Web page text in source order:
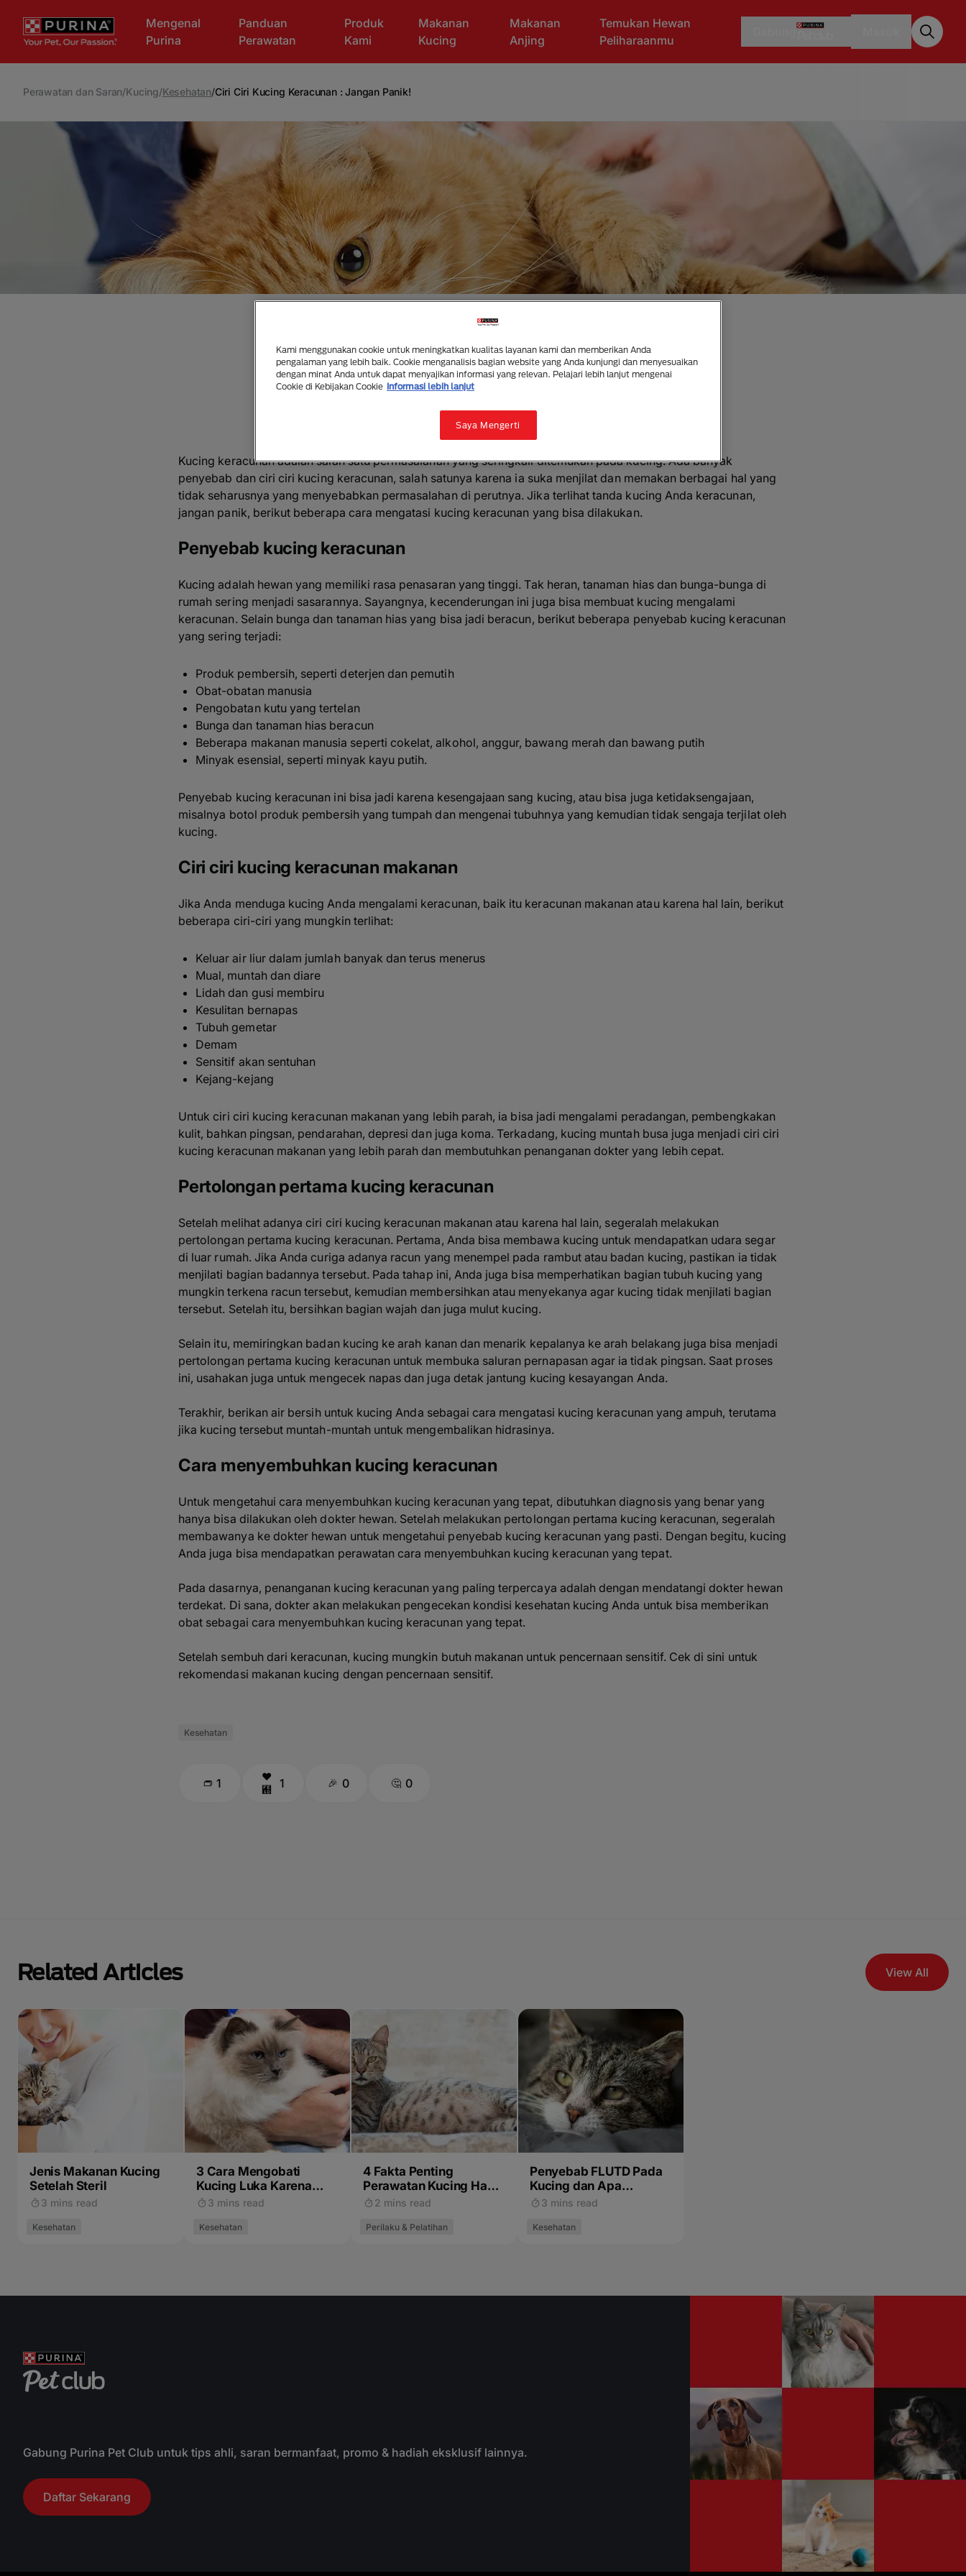
Mengenal
Purina
Panduan
Perawatan
Produk
Kami
Makanan
Kucing
Makanan
Anjing
Temukan Hewan
Peliharaanmu
Perawatan dan Saran/Kucing/Kesehatan/Ciri Ciri Kucing Keracunan : Jangan Panik!
Ciri Ciri Kucing Keracunan : Jangan Panik!
2 mins read | 28 May 2025
Ringkas dengan AI
Kucing keracunan adalah salah satu permasalahan yang seringkali ditemukan pada kucing. Ada banyak
penyebab dan ciri ciri kucing keracunan, salah satunya karena ia suka menjilat dan memakan berbagai hal yang
tidak seharusnya yang menyebabkan permasalahan di perutnya. Jika terlihat tanda kucing Anda keracunan,
jangan panik, berikut beberapa cara mengatasi kucing keracunan yang bisa dilakukan.
Penyebab kucing keracunan
Kucing adalah hewan yang memiliki rasa penasaran yang tinggi. Tak heran, tanaman hias dan bunga-bunga di
rumah sering menjadi sasarannya. Sayangnya, kecenderungan ini juga bisa membuat kucing mengalami
keracunan. Selain bunga dan tanaman hias yang bisa jadi beracun, berikut beberapa penyebab kucing keracunan
yang sering terjadi:
Produk pembersih, seperti deterjen dan pemutih
Obat-obatan manusia
Pengobatan kutu yang tertelan
Bunga dan tanaman hias beracun
Beberapa makanan manusia seperti cokelat, alkohol, anggur, bawang merah dan bawang putih
Minyak esensial, seperti minyak kayu putih.
Penyebab kucing keracunan ini bisa jadi karena kesengajaan sang kucing, atau bisa juga ketidaksengajaan,
misalnya botol produk pembersih yang tumpah dan mengenai tubuhnya yang kemudian tidak sengaja terjilat oleh
kucing.
Ciri ciri kucing keracunan makanan
Jika Anda menduga kucing Anda mengalami keracunan, baik itu keracunan makanan atau karena hal lain, berikut
beberapa ciri-ciri yang mungkin terlihat:
Keluar air liur dalam jumlah banyak dan terus menerus
Mual, muntah dan diare
Lidah dan gusi membiru
Kesulitan bernapas
Tubuh gemetar
Demam
Sensitif akan sentuhan
Kejang-kejang
Untuk ciri ciri kucing keracunan makanan yang lebih parah, ia bisa jadi mengalami peradangan, pembengkakan
kulit, bahkan pingsan, pendarahan, depresi dan juga koma. Terkadang, kucing muntah busa juga menjadi ciri ciri
kucing keracunan makanan yang lebih parah dan membutuhkan penanganan dokter yang lebih cepat.
Pertolongan pertama kucing keracunan
Setelah melihat adanya ciri ciri kucing keracunan makanan atau karena hal lain, segeralah melakukan
pertolongan pertama kucing keracunan. Pertama, Anda bisa membawa kucing untuk mendapatkan udara segar
di luar rumah. Jika Anda curiga adanya racun yang menempel pada rambut atau badan kucing, pastikan ia tidak
menjilati bagian badannya tersebut. Pada tahap ini, Anda juga bisa memperhatikan bagian tubuh kucing yang
mungkin terkena racun tersebut, kemudian membersihkan atau menyekanya agar kucing tidak menjilati bagian
tersebut. Setelah itu, bersihkan bagian wajah dan juga mulut kucing.
Selain itu, memiringkan badan kucing ke arah kanan dan menarik kepalanya ke arah belakang juga bisa menjadi
pertolongan pertama kucing keracunan untuk membuka saluran pernapasan agar ia tidak pingsan. Saat proses
ini, usahakan juga untuk mengecek napas dan juga detak jantung kucing kesayangan Anda.
Terakhir, berikan air bersih untuk kucing Anda sebagai cara mengatasi kucing keracunan yang ampuh, terutama
jika kucing tersebut muntah-muntah untuk mengembalikan hidrasinya.
Cara menyembuhkan kucing keracunan
Untuk mengetahui cara menyembuhkan kucing keracunan yang tepat, dibutuhkan diagnosis yang benar yang
hanya bisa dilakukan oleh dokter hewan. Setelah melakukan pertolongan pertama kucing keracunan, segeralah
membawanya ke dokter hewan untuk mengetahui penyebab kucing keracunan yang pasti. Dengan begitu, kucing
Anda juga bisa mendapatkan perawatan cara menyembuhkan kucing keracunan yang tepat.
Pada dasarnya, penanganan kucing keracunan yang paling terpercaya adalah dengan mendatangi dokter hewan
terdekat. Di sana, dokter akan melakukan pengecekan kondisi kesehatan kucing Anda untuk bisa memberikan
obat sebagai cara menyembuhkan kucing keracunan yang tepat.
Setelah sembuh dari keracunan, kucing mungkin butuh makanan untuk pencernaan sensitif. Cek di sini untuk
rekomendasi makanan kucing dengan pencernaan sensitif.
Kesehatan
1 1 0 0
Related Articles View All
Jenis Makanan Kucing
Setelah Steril
3 mins read
Kesehatan
3 Cara Mengobati
Kucing Luka Karena
Berkelahi
3 mins read
Kesehatan
4 Fakta Penting
Perawatan Kucing Hamil
atau Bunting
2 mins read
Perilaku & Pelatihan
Penyebab FLUTD Pada
Kucing dan Apa
Makanan Kucing yang
3 mins read
Kesehatan
Gabung Purina Pet Club untuk tips ahli, saran bermanfaat, promo & hadiah eksklusif lainnya.
Daftar Sekarang
Kami menggunakan cookie untuk meningkatkan kualitas layanan kami dan memberikan Anda
pengalaman yang lebih baik. Cookie menganalisis bagian website yang Anda kunjungi dan menyesuaikan
dengan minat Anda untuk dapat menyajikan informasi yang relevan. Pelajari lebih lanjut mengenai
Cookie di Kebijakan Cookie
Informasi lebih lanjut
Saya Mengerti